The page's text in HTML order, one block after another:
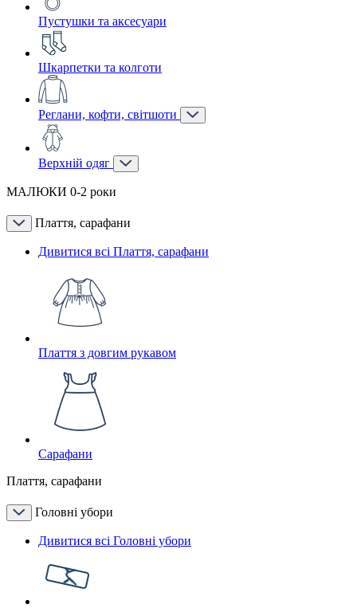
Пустушки та аксесуари
Шкарпетки та колготи
Реглани, кофти, світшоти
Верхній одяг
МАЛЮКИ 0-2 роки
Плаття, сарафани
Дивитися всі Плаття, сарафани
Плаття з довгим рукавом
Сарафани
Плаття, сарафани
Головні убори
Дивитися всі Головні убори